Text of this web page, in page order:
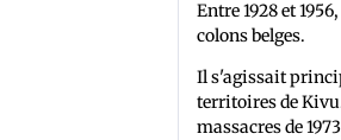
Entre 1928 et
colons belges.
Il s'agissait
territoires de
massacres de